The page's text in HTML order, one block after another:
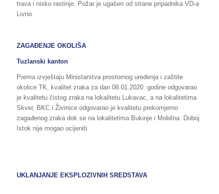
trava i nisko rastinje. Požar je ugašen od strane pripadnika VD-a
Livno.
ZAGAĐENJE OKOLIŠA
Tuzlanski kanton
Prema izvještaju Ministarstva prostornog uređenja i zaštite
okolice TK, kvalitet zraka za dan 08.01.2020. godine odgovarao
je kvalitetu čistog zraka na lokalitetu Lukavac, a na lokalitetima
Skver, BKC i Živinice odgovarao je kvalitetu prekomjerno
zagađenog zraka dok se na lokalitetima Bukinje i Mobilna: Doboj
Istok nije mogao ocijeniti.
UKLANJANJE EKSPLOZIVNIH SREDSTAVA